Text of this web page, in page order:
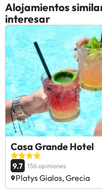
Alojamientos
interesar
Casa Grande Hotel
9.7 156 opiniones
Platys Gialos, Grecia